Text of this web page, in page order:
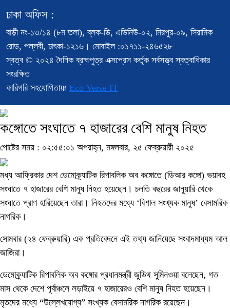
ঢাকা অফিস :
বাড়ী নং-১৩/১৪ (৮ম তলা), ব্লক-ডি, এভিনিউ-০২, মিরপুর-০৯, সিরামিক
রোড, পল্লবী, ঢাৎকা-১২১৬। মোবাইল :০১৭১১-২৪৬৫২৮
স্বত্ব © ২০২৪ দৈনিক ব্রহ্মপুত্র এক্সপ্রেস কর্তৃক সর্বসত্ত্ব স্বত্বাধিকার
সংরক্ষিত
কারিগরি সহযোগিতায়ঃ Eco Verse IT
কঙ্গোতে সংঘাতে ৭ হাজারের বেশি মানুষ নিহত
পোষ্টের সময় : ০২:৫৫:০১ অপরাহ্ন, মঙ্গলবার, ২৫ ফেব্রুয়ারী ২০২৫
মধ্য আফ্রিকার দেশ ডেমোক্র্যাটিক রিপাবলিক অব কঙ্গোতে (ডিআর কঙ্গো) ভয়াবহ
সংঘাতে ৭ হাজারের বেশি মানুষ নিহত হয়েছেন। চলতি বছরের জানুয়ারি থেকে
সংঘাতে প্রাণ হারিয়েছেন তারা। নিহতদের মধ্যে ‘বিশাল সংখ্যক মানুষ’ বেসামরিক
নাগরিক।
সোমবার (২৪ ফেব্রুয়ারি) এক প্রতিবেদনে এই তথ্য জানিয়েছে সংবাদমাধ্যম আল
জাজিরা।
ডেমোক্র্যাটিক রিপাবলিক অব কঙ্গোর প্রধানমন্ত্রী জুডিথ সুমিনওয়া বলেছেন, গত
মাস থেকে দেশে পূর্বাঞ্চলে লড়াইয়ে ৭ হাজারেরও বেশি মানুষ নিহত হয়েছেন।
মৃতদের মধ্যে “উল্লেখযোগ্য” সংখ্যক বেসামরিক নাগরিক রয়েছেন।